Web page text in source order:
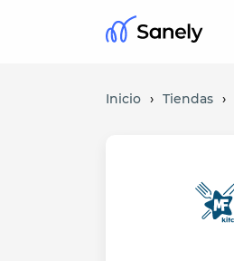
Inicio › Tiendas ›